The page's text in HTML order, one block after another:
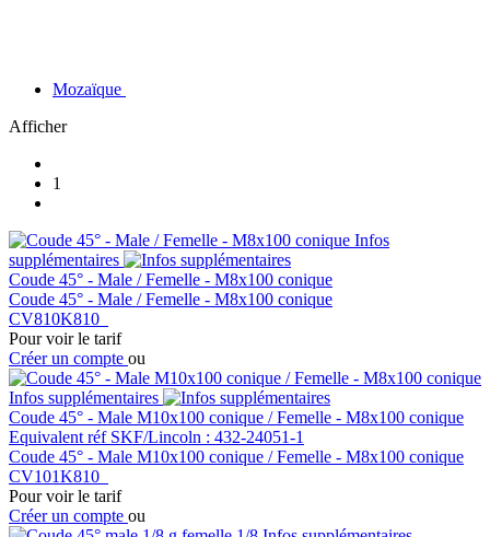
Mozaïque
Afficher
1
Infos
supplémentaires
Coude 45° - Male / Femelle - M8x100 conique
Coude 45° - Male / Femelle - M8x100 conique
CV810K810
Pour voir le tarif
Créer un compte ou
Infos supplémentaires
Coude 45° - Male M10x100 conique / Femelle - M8x100 conique
Equivalent réf SKF/Lincoln : 432-24051-1
Coude 45° - Male M10x100 conique / Femelle - M8x100 conique
CV101K810
Pour voir le tarif
Créer un compte ou